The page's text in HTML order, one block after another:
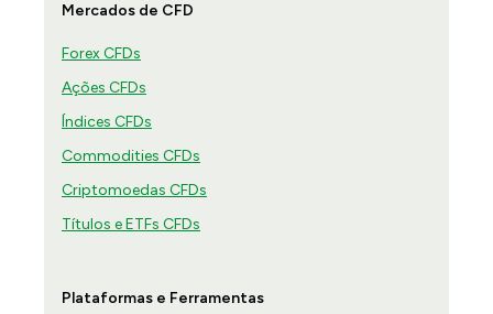
Mercados de CFD
Forex CFDs
Ações CFDs
Índices CFDs
Commodities CFDs
Criptomoedas CFDs
Títulos e ETFs CFDs
Plataformas e Ferramentas